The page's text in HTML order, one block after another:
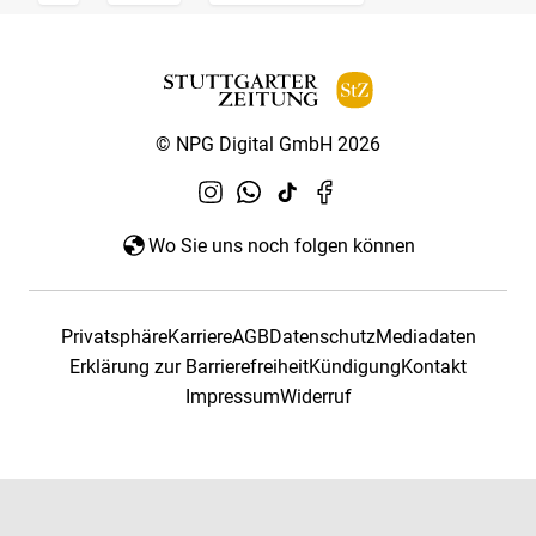
© NPG Digital GmbH 2026
Wo Sie uns noch folgen können
PrivatsphäreKarriereAGBDatenschutzMediadaten
Erklärung zur BarrierefreiheitKündigungKontakt
ImpressumWiderruf